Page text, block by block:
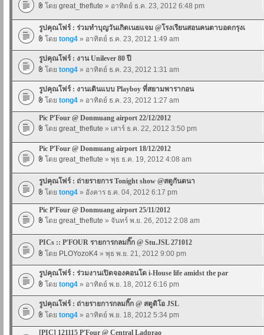
โดย great_theflute » อาทิตย์ ธ.ค. 23, 2012 6:48 pm
รูปคุณโฟร์ : ร่วมทำบุญวันเกิดเนยแจม @โรงเรียนสอนคนตาบอดกรุงเ
โดย tong4 » อาทิตย์ ธ.ค. 23, 2012 1:49 am
รูปคุณโฟร์ : งาน Unilever 80 ปี
โดย tong4 » อาทิตย์ ธ.ค. 23, 2012 1:31 am
รูปคุณโฟร์ : งานเดินแบบ Playboy ที่สยามพารากอน
โดย tong4 » อาทิตย์ ธ.ค. 23, 2012 1:27 am
Pic P'Four @ Donmuang airport 22/12/2012
โดย great_theflute » เสาร์ ธ.ค. 22, 2012 3:50 pm
Pic P'Four @ Donmuang airport 18/12/2012
โดย great_theflute » พุธ ธ.ค. 19, 2012 4:08 am
รูปคุณโฟร์ : ถ่ายรายการ Tonight show @สตูกันตนา
โดย tong4 » อังคาร ธ.ค. 04, 2012 6:17 pm
Pic P'Four @ Donmuang airport 25/11/2012
โดย great_theflute » จันทร์ พ.ย. 26, 2012 2:08 am
PICs :: P'FOUR รายการกลมกิ๊ก @ Stu.JSL 271012
โดย PLOYozoK4 » พุธ พ.ย. 21, 2012 9:00 pm
รูปคุณโฟร์ : ร่วมงานเปิดจองคอนโด i-House life amidst the par
โดย tong4 » อาทิตย์ พ.ย. 18, 2012 6:16 pm
รูปคุณโฟร์ : ถ่ายรายการกลมกิ๊ก @ สตูดิโอ JSL
โดย tong4 » อาทิตย์ พ.ย. 18, 2012 5:34 pm
[PIC] 121115 P'Four @ Central Ladprao